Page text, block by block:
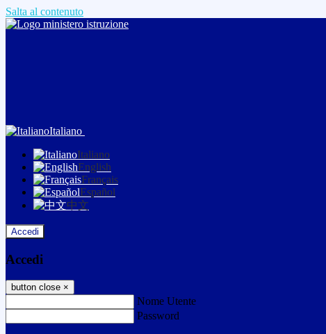
Salta al contenuto
Italiano
Italiano
English
Français
Español
中文
Accedi
Accedi
button close ×
Nome Utente
Password